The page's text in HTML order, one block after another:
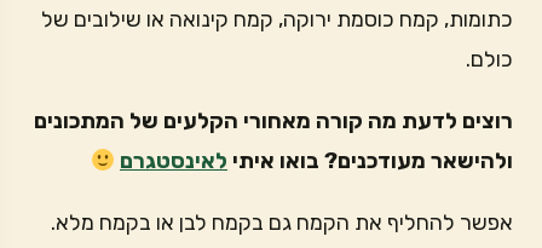
כתומות, קמח כוסמת ירוקה, קמח קינואה או שילובים של
כולם.
רוצים לדעת מה קורה מאחורי הקלעים של המתכונים
ולהישאר מעודכנים? בואו איתי לאינסטגרם
אפשר להחליף את הקמח גם בקמח לבן או בקמח מלא.